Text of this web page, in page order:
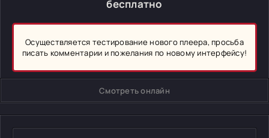
бесплатно
Осуществляется тестирование нового плеера, просьба
писать комментарии и пожелания по новому интерфейсу!
Смотреть онлайн